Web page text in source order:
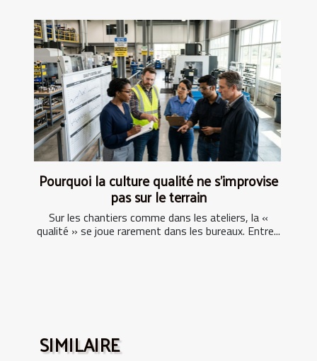
Pourquoi la culture qualité ne s’improvise
pas sur le terrain
Sur les chantiers comme dans les ateliers, la «
qualité » se joue rarement dans les bureaux. Entre...
SIMILAIRE